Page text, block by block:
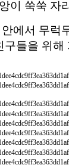
이 쑥쑥 자
에서 무럭
구들을 위해